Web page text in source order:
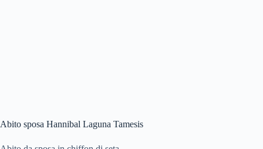
Abito sposa Hannibal Laguna Tamesis